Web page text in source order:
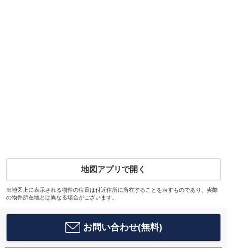
地図アプリで開く
※地図上に表示される物件の位置は付近住所に所在することを表すものであり、実際
の物件所在地とは異なる場合がございます。
お問い合わせ(無料)